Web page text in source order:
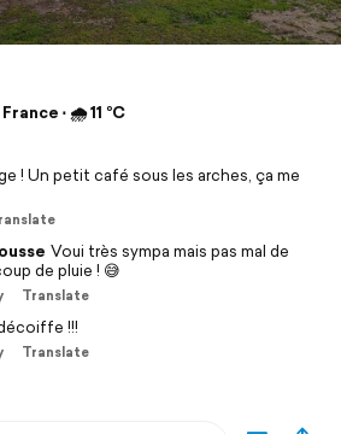
⋅ 🌧 11 °C
! Un petit café sous les arches, ça me
Voui très sympa mais pas mal de
de pluie ! 😅
Translate
!!!
Translate